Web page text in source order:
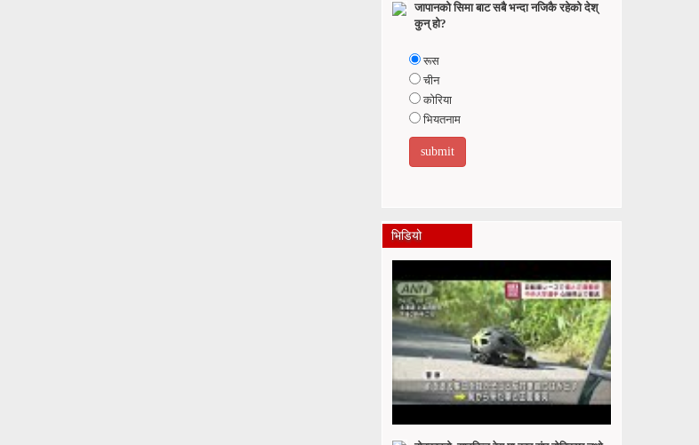
जापानको सिमा बाट सबै भन्दा नजिकै रहेको देश्
कुन् हो?
रूस
चीन
कोरिया
भियतनाम
भिडियो